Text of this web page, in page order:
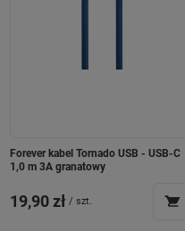
Forever kabel Tornado USB - USB-C
1,0 m 3A granatowy
19,90 zł / szt.